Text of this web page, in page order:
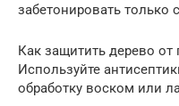
забетонировать только
Как защитить дерево от
Используйте
обработку воском или